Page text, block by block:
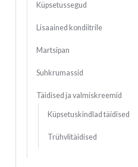
Küpsetussegud
Lisaained kondiitrile
Martsipan
Suhkrumassid
Täidised ja valmiskreemid
Küpsetuskindlad täidised
Trühvlitäidised